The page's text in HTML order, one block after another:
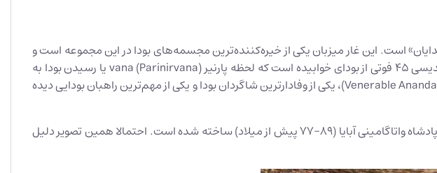
است. این غار میزبان یکی از خیره‌کننده‌ترین مجسمه‌های بودا در این مجموعه است و
هزینه کنید. یکی از این مجسمه‌ها تندیسی ۴۵ فوتی از بودای خوابیده است که لحظه پارنیر vana (Parinirvana) یا رسیدن بودا به
نیروانا نهایی و رهایی کامل از چرخه زندگی را به تصویر می‌کشد. در نزدیکی پای این مجسمه، تندیسی از آناندا (Venerable Ananda)، یکی از وفادارترین شاگردان بودا و یکی از مهم‌ترین راهبان بودایی دیده
یکی دیگر از ویژگی‌های منحصربه‌فرد این غار، تصویری از خدای ویشنو است که طبق باورها، در دوران حکومت پادشاه واتاگامینی آبایا (۸۹-۷۷ پیش از میلاد) ساخته شده است. احتمالا همین تصویر دلیل